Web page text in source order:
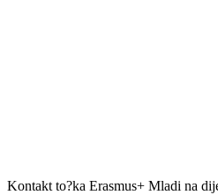
Kontakt to?ka Erasmus+ Mladi na